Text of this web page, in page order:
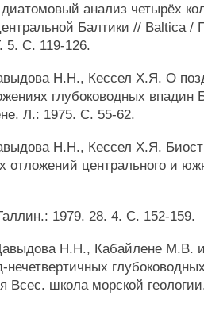
анализ четырёх
Балтики // Baltica /
5. С. 119-126.
Н.Н., Кессел Х.Я. О
глубоководных впадин
Л.: 1975. С. 55-62.
Н.Н., Кессел Х.Я.
отложений центрального и
1979. 28. 4. С. 152-159.
Н.Н., Кабайлене М.В.
нечетвертичных
Всес. школа морской